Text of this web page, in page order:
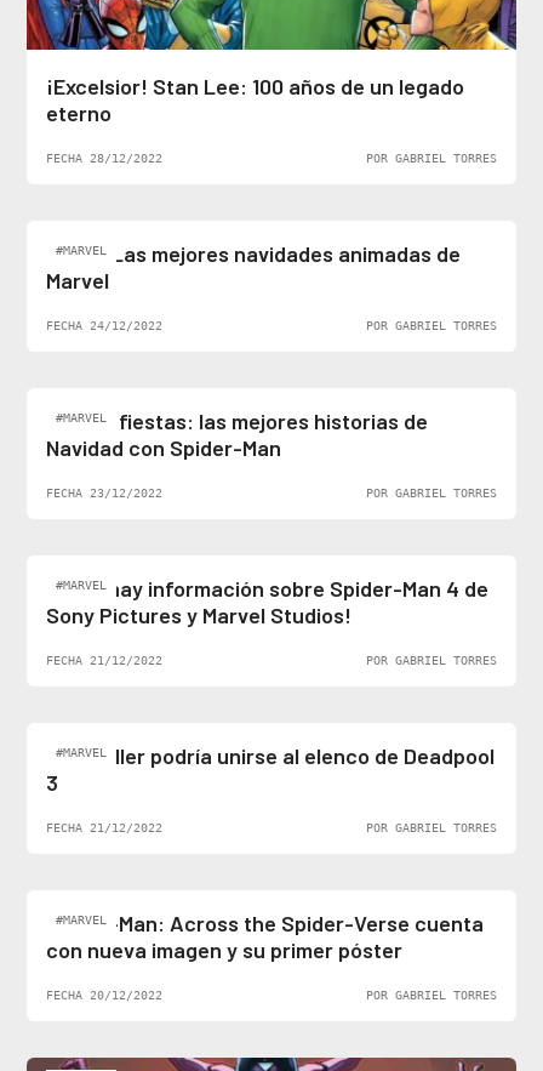
¡Excelsior! Stan Lee: 100 años de un legado
eterno
FECHA 28/12/2022 POR GABRIEL TORRES
#MARVEL
Top 5: Las mejores navidades animadas de
Marvel
FECHA 24/12/2022 POR GABRIEL TORRES
#MARVEL
Felices fiestas: las mejores historias de
Navidad con Spider-Man
FECHA 23/12/2022 POR GABRIEL TORRES
#MARVEL
¡Al fin hay información sobre Spider-Man 4 de
Sony Pictures y Marvel Studios!
FECHA 21/12/2022 POR GABRIEL TORRES
#MARVEL
Ben Stiller podría unirse al elenco de Deadpool
3
FECHA 21/12/2022 POR GABRIEL TORRES
#MARVEL
Spider-Man: Across the Spider-Verse cuenta
con nueva imagen y su primer póster
FECHA 20/12/2022 POR GABRIEL TORRES